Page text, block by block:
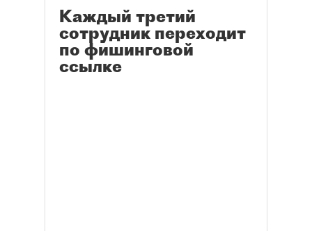
Каждый третий
сотрудник переходит
по фишинговой
ссылке